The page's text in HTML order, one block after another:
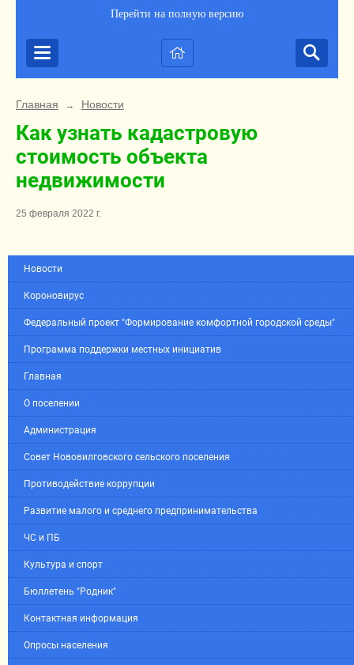
Перейти на полную версию
Главная → Новости
Как узнать кадастровую
стоимость объекта
недвижимости
25 февраля 2022 г.
Новости
Короновирус
Федеральный проект "Формирование комфортной городской среды"
Программа поддержки местных инициатив
Главная
О поселении
Администрация
Совет Нововилговского сельского поселения
Противодействие коррупции
Развитие малого и среднего предпринимательства
ЧС и ПБ
Культура и спорт
Бюллетень "Родник"
Контактная информация
Опросы населения